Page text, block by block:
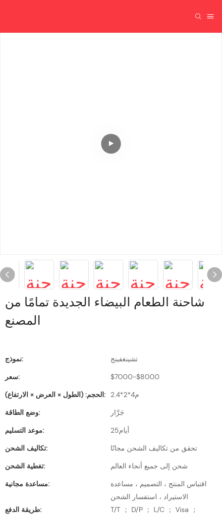
شاحنة الطعام البيضاء الجديدة تمامًا من
المصنع
نموذج:
تشينغفينج
سعر:
$7000-$8000
الحجم: (الطول × العرض × الارتفاع):
م4*2*2.4
وضع الطاقة:
جَرَّار
موعد التسليم:
أيام25
تكاليف الشحن:
تحقق من تكاليف الشحن مجانًا
تغطية الشحن:
شحن إلى جميع أنحاء العالم
مساعدة مجانية:
اقتباس المنتج ، التصميم ، مساعدة
الاستيراد ، استفسار الشحن
طريقة الدفع:
T/T ； D/P ； L/C ； Visa ；